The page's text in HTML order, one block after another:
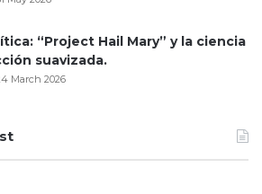
“Project Hail Mary” y la ciencia
suavizada.
March 2026